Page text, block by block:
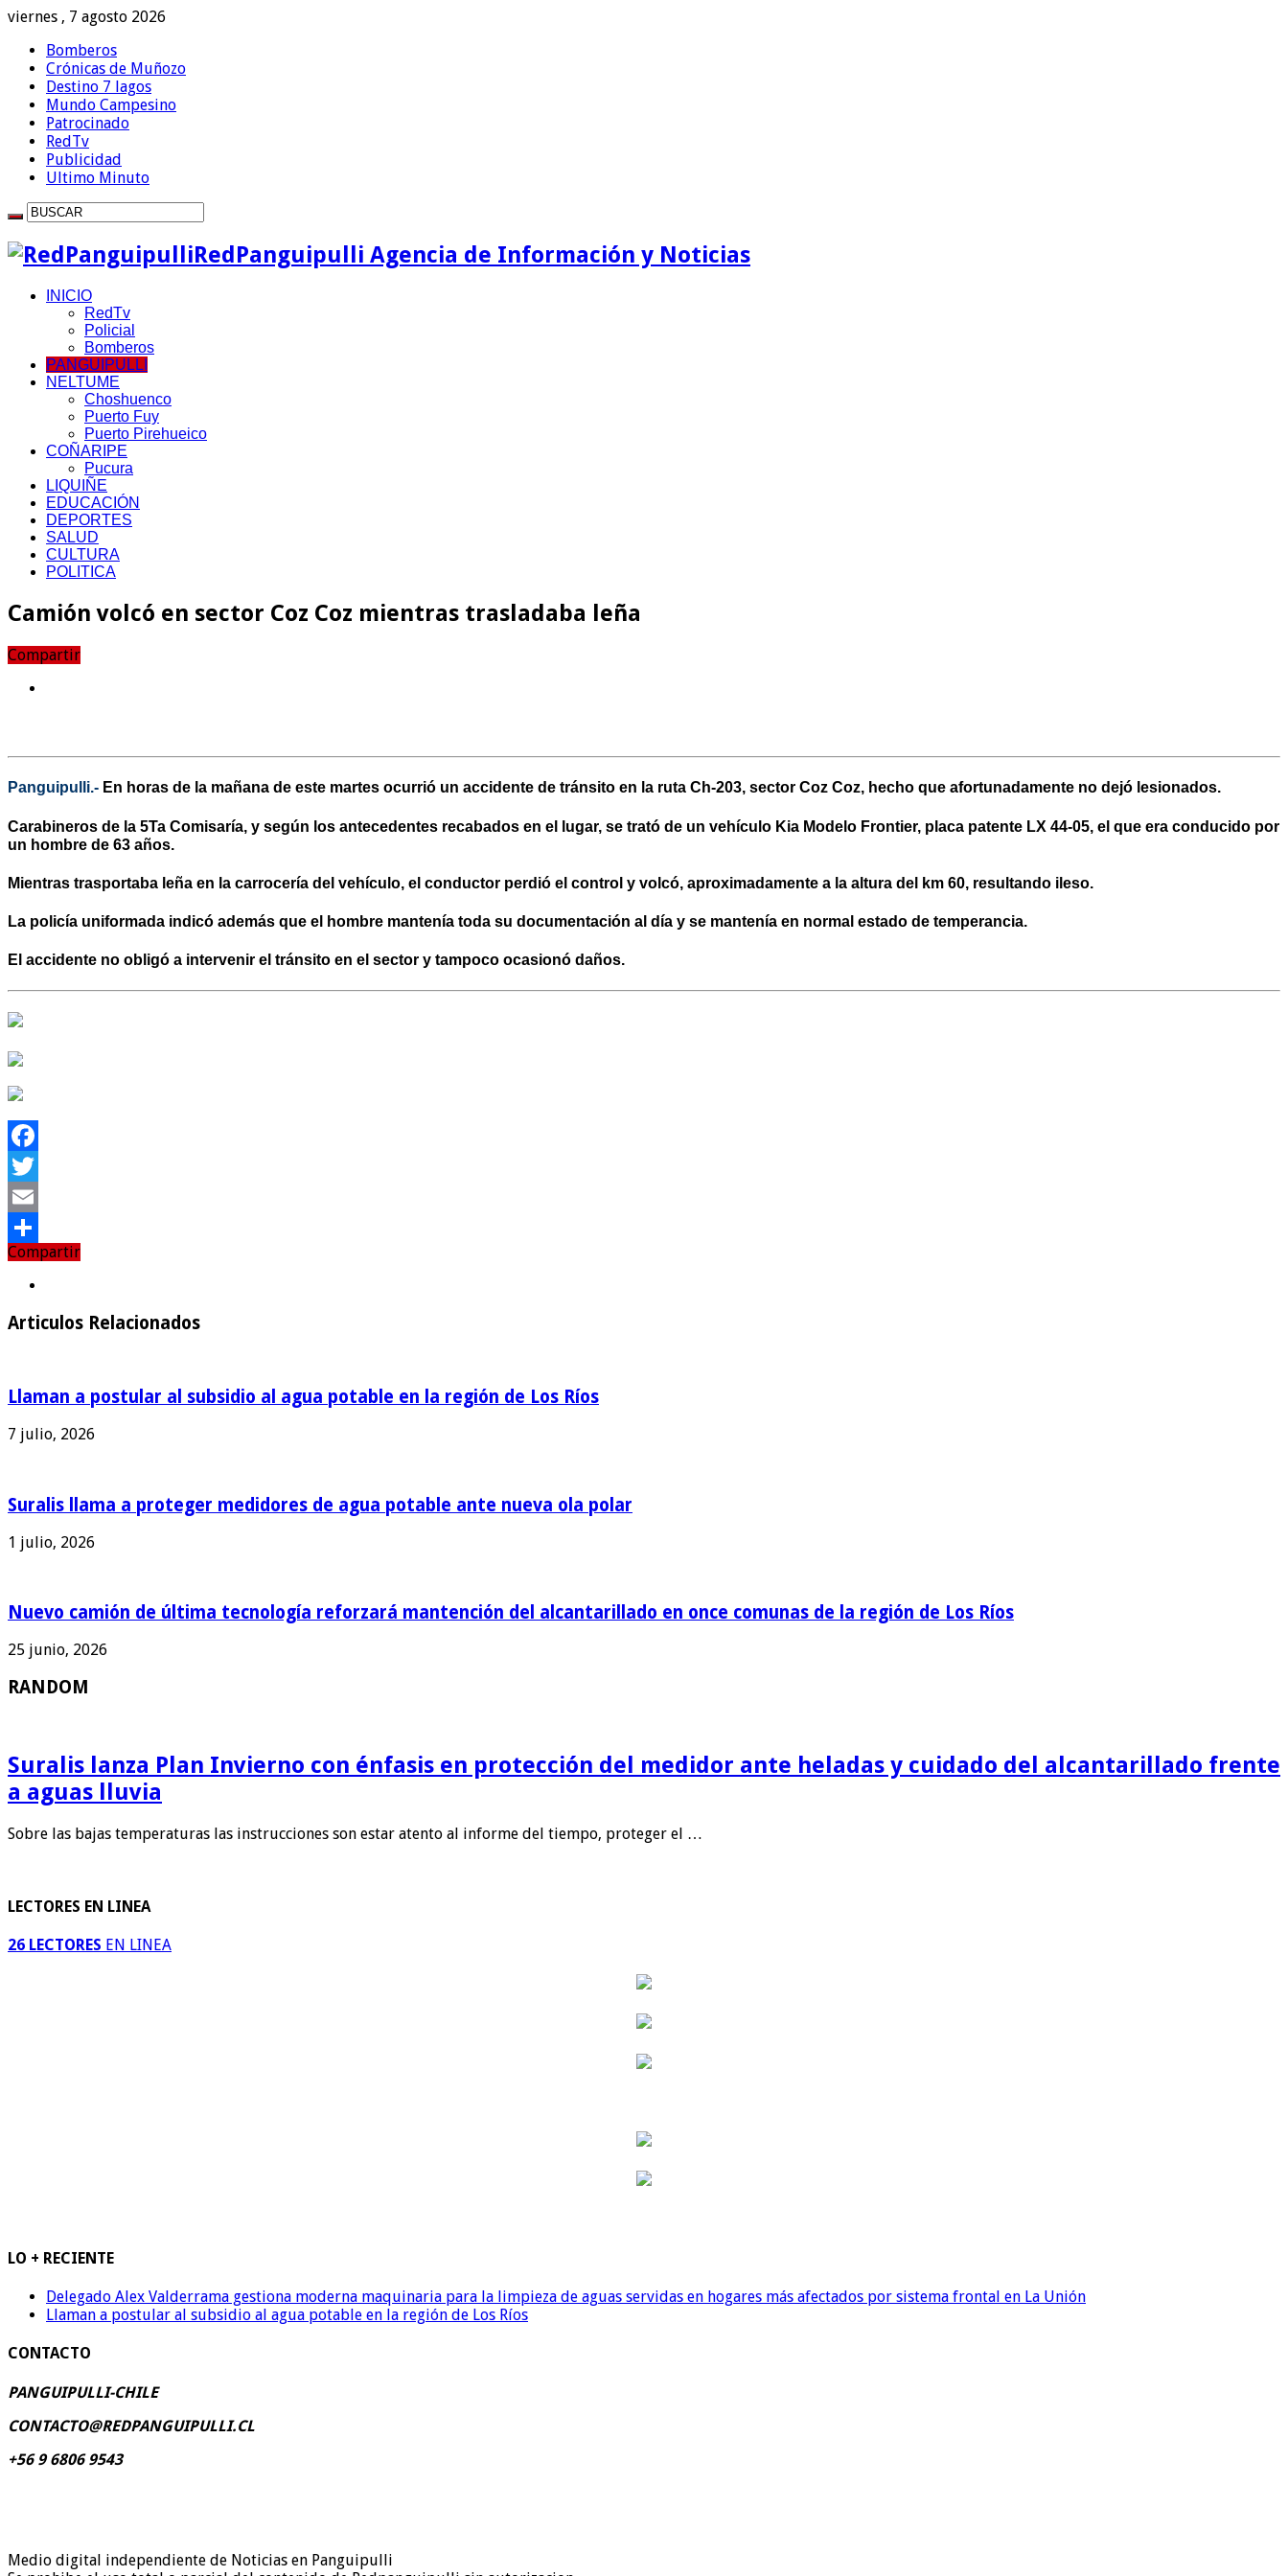
viernes , 7 agosto 2026
Bomberos
Crónicas de Muñozo
Destino 7 lagos
Mundo Campesino
Patrocinado
RedTv
Publicidad
Ultimo Minuto
RedPanguipulli Agencia de Información y Noticias
INICIO
RedTv
Policial
Bomberos
PANGUIPULLI
NELTUME
Choshuenco
Puerto Fuy
Puerto Pirehueico
COÑARIPE
Pucura
LIQUIÑE
EDUCACIÓN
DEPORTES
SALUD
CULTURA
POLITICA
Camión volcó en sector Coz Coz mientras trasladaba leña
Compartir
Panguipulli.- En horas de la mañana de este martes ocurrió un accidente de tránsito en la ruta Ch-203, sector Coz Coz, hecho que afortunadamente no dejó lesionados.
Carabineros de la 5Ta Comisaría, y según los antecedentes recabados en el lugar, se trató de un vehículo Kia Modelo Frontier, placa patente LX 44-05, el que era conducido por
un hombre de 63 años.
Mientras trasportaba leña en la carrocería del vehículo, el conductor perdió el control y volcó, aproximadamente a la altura del km 60, resultando ileso.
La policía uniformada indicó además que el hombre mantenía toda su documentación al día y se mantenía en normal estado de temperancia.
El accidente no obligó a intervenir el tránsito en el sector y tampoco ocasionó daños.
Facebook
Twitter
Email
Compartir
Compartir
Articulos Relacionados
Llaman a postular al subsidio al agua potable en la región de Los Ríos
7 julio, 2026
Suralis llama a proteger medidores de agua potable ante nueva ola polar
1 julio, 2026
Nuevo camión de última tecnología reforzará mantención del alcantarillado en once comunas de la región de Los Ríos
25 junio, 2026
RANDOM
Suralis lanza Plan Invierno con énfasis en protección del medidor ante heladas y cuidado del alcantarillado frente
a aguas lluvia
Sobre las bajas temperaturas las instrucciones son estar atento al informe del tiempo, proteger el …
LECTORES EN LINEA
26 LECTORES EN LINEA
LO + RECIENTE
Delegado Alex Valderrama gestiona moderna maquinaria para la limpieza de aguas servidas en hogares más afectados por sistema frontal en La Unión
Llaman a postular al subsidio al agua potable en la región de Los Ríos
CONTACTO
PANGUIPULLI-CHILE
CONTACTO@REDPANGUIPULLI.CL
+56 9 6806 9543
Medio digital independiente de Noticias en Panguipulli